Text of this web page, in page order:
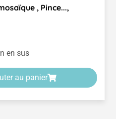
, Pince...,
en sus
au panier